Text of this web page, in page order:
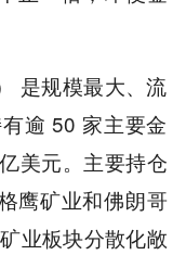
是规模最大、流
逾 50 家主要金
美元。主要持仓
鹰矿业和佛朗哥
业板块分散化敞